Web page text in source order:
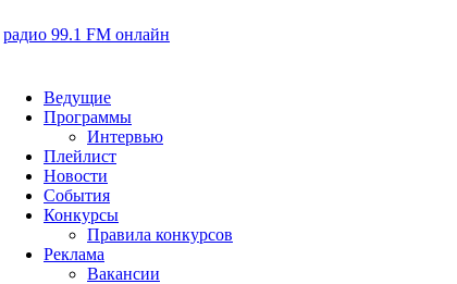
радио 99.1 FM онлайн
Ведущие
Программы
Интервью
Плейлист
Новости
События
Конкурсы
Правила конкурсов
Реклама
Вакансии